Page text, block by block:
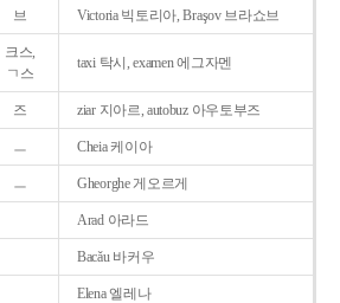
브 Victoria 빅토리아, Braşov 브라쇼브
크스,
ㄱ스
taxi 탁시, examen 에그자멘
즈 ziar 지아르, autobuz 아우토부즈
ㅡ Cheia 케이아
ㅡ Gheorghe 게오르게
Arad 아라드
Bacǎu 바커우
Elena 엘레나